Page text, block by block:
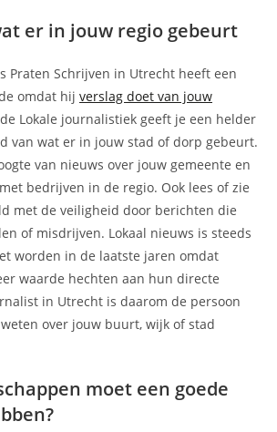
er in jouw regio gebeurt
Praten Schrijven in Utrecht heeft een
omdat hij verslag doet van jouw
Lokale journalistiek geeft je een helder
van wat er in jouw stad of dorp gebeurt.
van nieuws over jouw gemeente en
bedrijven in de regio. Ook lees of zie
met de veiligheid door berichten die
of misdrijven. Lokaal nieuws is steeds
worden in de laatste jaren omdat
waarde hechten aan hun directe
in Utrecht is daarom de persoon
over jouw buurt, wijk of stad
moet een goede